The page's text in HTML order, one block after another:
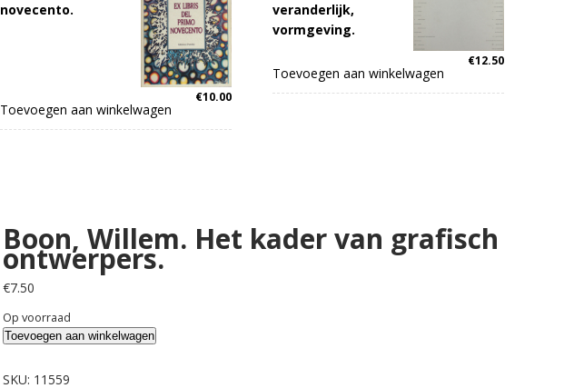
novecento.
€10.00
Toevoegen aan winkelwagen
veranderlijk,
vormgeving.
€12.50
Toevoegen aan winkelwagen
Boon, Willem. Het kader van grafisch
ontwerpers.
€7.50
Op voorraad
Boon,
Het
Toevoegen aan winkelwagen
SKU: 11559